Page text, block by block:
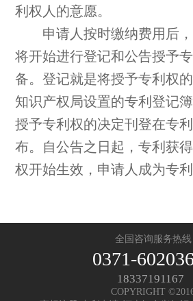
利权人的意愿。
申请人按时缴纳费用后，
将开始进行登记和公告授予
备。登记就是将授予专利权
知识产权局设置的专利登记
授予专利权的决定刊登在专
布。自公告之日起，专利获
权开始生效，申请人成为专利
全国咨询服务热线
0371-
18337191167
COPYRIGHT